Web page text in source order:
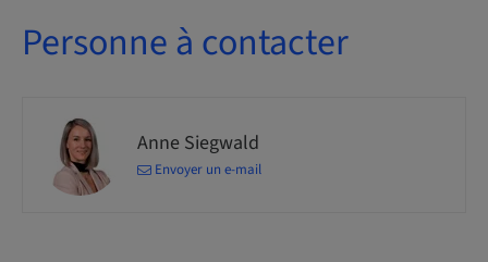
Personne à contacter
Anne Siegwald
Envoyer un e-mail